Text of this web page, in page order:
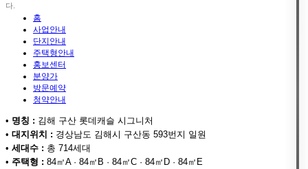
다.
홈
사업안내
단지안내
주택형안내
홍보센터
분양가
방문예약
청약안내
• 명칭 : 김해 구산 롯데캐슬 시그니처
• 대지위치 : 경상남도 김해시 구산동 593번지 일원
• 세대수 : 총 714세대
• 주택형 : 84㎡A · 84㎡B · 84㎡C · 84㎡D · 84㎡E